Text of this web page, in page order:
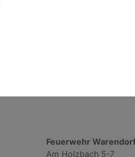
Feuerwehr
Am Holzbach 5-7